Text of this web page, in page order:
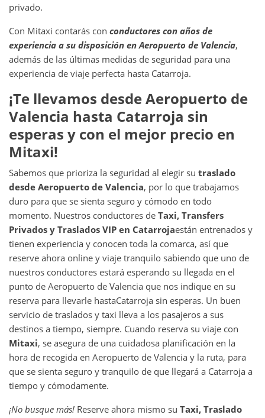
privado.
Con Mitaxi contarás con conductores con años de
experiencia a su disposición enAeropuerto de Valencia,
además de las últimas medidas de seguridad para una
experiencia de viaje perfecta hasta Catarroja.
¡Te llevamos desdeAeropuerto de
Valencia hasta Catarroja sin
esperas y con el mejor precio en
Mitaxi!
Sabemos que prioriza la seguridad al elegir su traslado
desde Aeropuerto de Valencia, por lo que trabajamos
duro para que se sienta seguro y cómodo en todo
momento. Nuestros conductores de Taxi, Transfers
Privados y Traslados VIP en Catarrojaestán entrenados y
tienen experiencia y conocen toda la comarca, así que
reserve ahora online y viaje tranquilo sabiendo que uno de
nuestros conductores estará esperando su llegada en el
punto de Aeropuerto de Valencia que nos indique en su
reserva para llevarle hastaCatarroja sin esperas. Un buen
servicio de traslados y taxi lleva a los pasajeros a sus
destinos a tiempo, siempre. Cuando reserva su viaje con
Mitaxi, se asegura de una cuidadosa planificación en la
hora de recogida en Aeropuerto de Valencia y la ruta, para
que se sienta seguro y tranquilo de que llegará a Catarroja a
tiempo y cómodamente.
¡No busque más! Reserve ahora mismo su Taxi, Traslado